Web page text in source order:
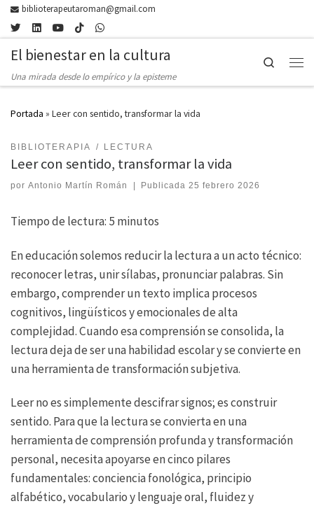
Skip to content
biblioterapeutaroman@gmail.com
El bienestar en la cultura
Una mirada desde lo empírico y la episteme
Search
Portada » Leer con sentido, transformar la vida
BIBLIOTERAPIA LECTURA
Leer con sentido, transformar la vida
por Antonio Martín Román | Publicada 25 febrero 2026
Tiempo de lectura: 5 minutos
En educación solemos reducir la lectura a un acto técnico:
reconocer letras, unir sílabas, pronunciar palabras. Sin
embargo, comprender un texto implica procesos
cognitivos, lingüísticos y emocionales de alta
complejidad. Cuando esa comprensión se consolida, la
lectura deja de ser una habilidad escolar y se convierte en
una herramienta de transformación subjetiva.
Leer no es simplemente descifrar signos; es construir
sentido. Para que la lectura se convierta en una
herramienta de comprensión profunda y transformación
personal, necesita apoyarse en cinco pilares
fundamentales: conciencia fonológica, principio
alfabético, vocabulario y lenguaje oral, fluidez y